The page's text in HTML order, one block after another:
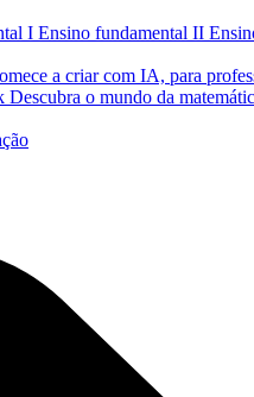
I Ensino fundamental II
a criar com IA, para
Descubra o mundo da